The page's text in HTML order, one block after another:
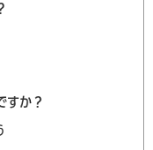
すか？